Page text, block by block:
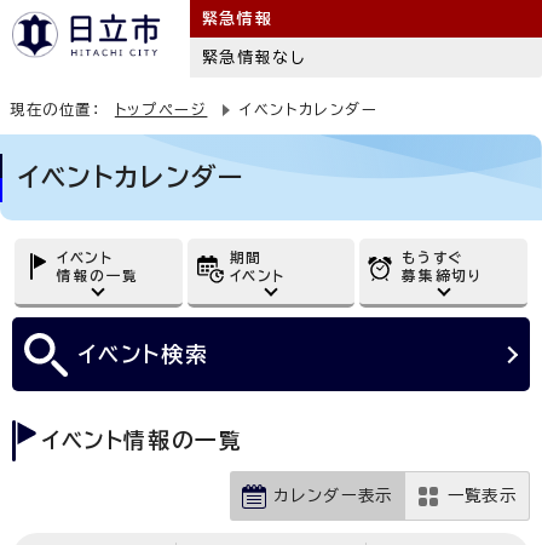
緊急情報
緊急情報なし
現在の位置： トップページ イベントカレンダー
イベントカレンダー
イベント
情報の一覧
期間
イベント
もうすぐ
募集締切り
イベント検索
イベント情報の一覧
カレンダー表示 一覧表示